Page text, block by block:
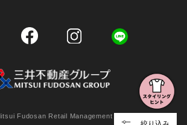
Fudosan Retail Management Co., Ltd.